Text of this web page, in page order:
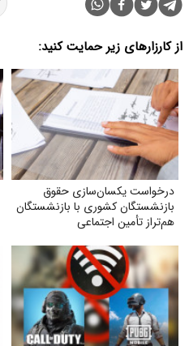
از کارزارهای زیر حمایت کنید:
درخواست یکسان‌سازی حقوق
بازنشستگان کشوری با بازنشستگان
هم‌تراز تأمین اجتماعی